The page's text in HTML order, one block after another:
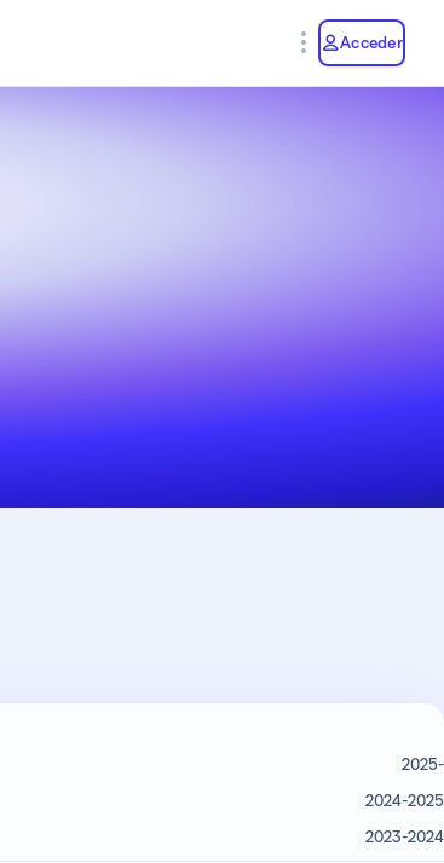
Acceder
2025-
2024-2025
2023-2024